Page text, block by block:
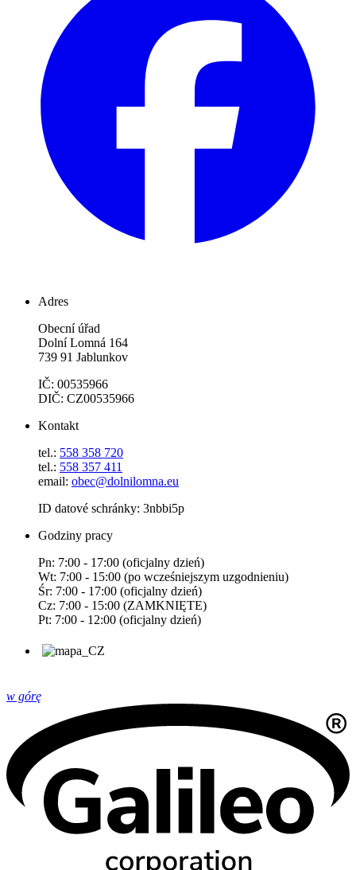
Adres
Obecní úřad
Dolní Lomná 164
739 91 Jablunkov
IČ: 00535966
DIČ: CZ00535966
Kontakt
tel.: 558 358 720
tel.: 558 357 411
email: obec@dolnilomna.eu
ID datové schránky: 3nbbi5p
Godziny pracy
Pn: 7:00 - 17:00 (oficjalny dzień)
Wt: 7:00 - 15:00 (po wcześniejszym uzgodnieniu)
Śr: 7:00 - 17:00 (oficjalny dzień)
Cz: 7:00 - 15:00 (ZAMKNIĘTE)
Pt: 7:00 - 12:00 (oficjalny dzień)
w górę